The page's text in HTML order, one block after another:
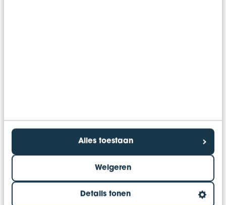
Alles toestaan
Weigeren
Details tonen